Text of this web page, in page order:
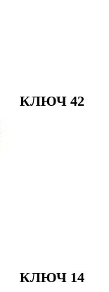
КЛЮЧ 42
КЛЮЧ 14